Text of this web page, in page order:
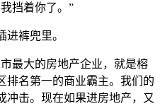
挡着你了。”
裤兜里。
最大的房地产企业，就是榕
排名第一的商业霸主。我们的
冲击。现在如果进房地产，又